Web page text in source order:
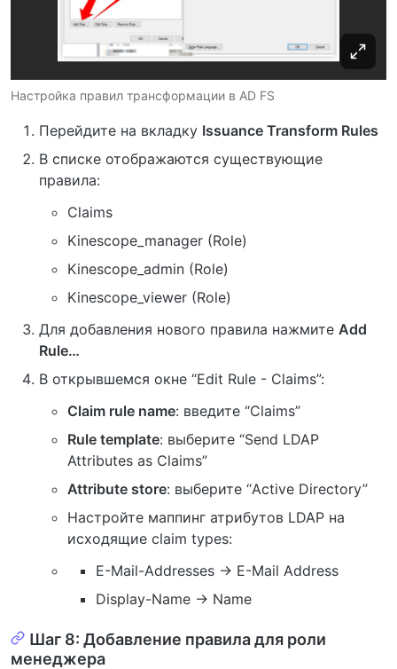
Настройка правил трансформации в AD FS
Перейдите на вкладку Issuance Transform Rules
В списке отображаются существующие
правила:
Claims
Kinescope_manager (Role)
Kinescope_admin (Role)
Kinescope_viewer (Role)
Для добавления нового правила нажмите Add
Rule…
В открывшемся окне “Edit Rule - Claims”:
Claim rule name: введите “Claims”
Rule template: выберите “Send LDAP
Attributes as Claims”
Attribute store: выберите “Active Directory”
Настройте маппинг атрибутов LDAP на
исходящие claim types:
E-Mail-Addresses → E-Mail Address
Display-Name → Name
Шаг 8: Добавление правила для роли
менеджера